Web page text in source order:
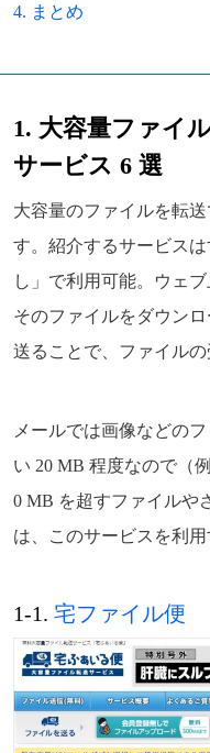
4. まとめ
1. 大容量ファイ
サービス 6 選
大容量のファイルを転
す。紹介するサービス
し」で利用可能。ウェ
そのファイルをダウン
送ることで、ファイルの
メールでは画像などの
い 20 MB 程度なので（
0 MB を超すファイルや
は、このサービスを利用
1-1. 宅ファイル便